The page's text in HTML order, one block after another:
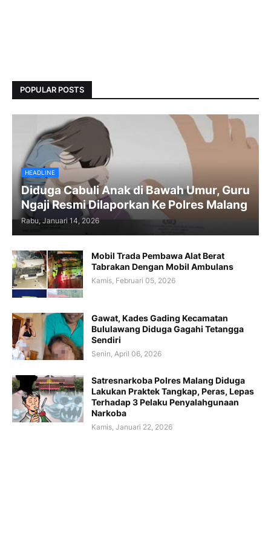
POPULAR POSTS
HEADLINE
Diduga Cabuli Anak di Bawah Umur, Guru
Ngaji Resmi Dilaporkan Ke Polres Malang
Rabu, Januari 14, 2026
Mobil Trada Pembawa Alat Berat
Tabrakan Dengan Mobil Ambulans
Kamis, Februari 05, 2026
Gawat, Kades Gading Kecamatan
Bululawang Diduga Gagahi Tetangga
Sendiri
Senin, April 06, 2026
Satresnarkoba Polres Malang Diduga
Lakukan Praktek Tangkap, Peras, Lepas
Terhadap 3 Pelaku Penyalahgunaan
Narkoba
Kamis, Januari 22, 2026